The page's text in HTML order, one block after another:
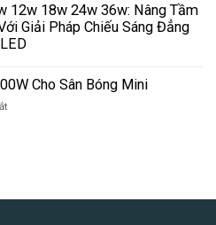
12w 18w 24w 36w: Nâng Tầm
Giải Pháp Chiếu Sáng Đẳng
Cho Sân Bóng Mini
ở
Sân